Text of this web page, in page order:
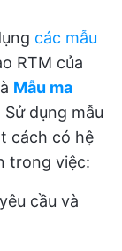
các mẫu
RTM của
Mẫu ma
Sử dụng mẫu
cách có hệ
trong việc:
cầu và